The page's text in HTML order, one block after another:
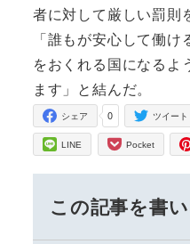
者に対して厳しい罰則
「誰もが安心して働
をおくれる国になるよ
ます」と結んだ。
0
シェア ツイート
LINE Pocket
この記事を書